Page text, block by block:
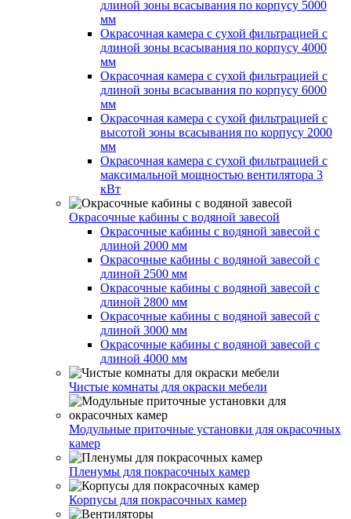
длиной зоны всасывания по корпусу 5000
мм
Окрасочная камера с сухой фильтрацией с
длиной зоны всасывания по корпусу 4000
мм
Окрасочная камера с сухой фильтрацией с
длиной зоны всасывания по корпусу 6000
мм
Окрасочная камера с сухой фильтрацией с
высотой зоны всасывания по корпусу 2000
мм
Окрасочная камера с сухой фильтрацией с
максимальной мощностью вентилятора 3
кВт
Окрасочные кабины с водяной завесой
Окрасочные кабины с водяной завесой с
длиной 2000 мм
Окрасочные кабины с водяной завесой с
длиной 2500 мм
Окрасочные кабины с водяной завесой с
длиной 2800 мм
Окрасочные кабины с водяной завесой с
длиной 3000 мм
Окрасочные кабины с водяной завесой с
длиной 4000 мм
Чистые комнаты для окраски мебели
Модульные приточные установки для окрасочных
камер
Пленумы для покрасочных камер
Корпусы для покрасочных камер